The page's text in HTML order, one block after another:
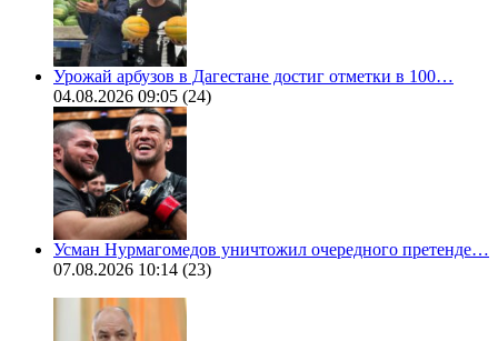
Урожай арбузов в Дагестане достиг отметки в 100…
04.08.2026 09:05 (24)
Усман Нурмагомедов уничтожил очередного претенде…
07.08.2026 10:14 (23)